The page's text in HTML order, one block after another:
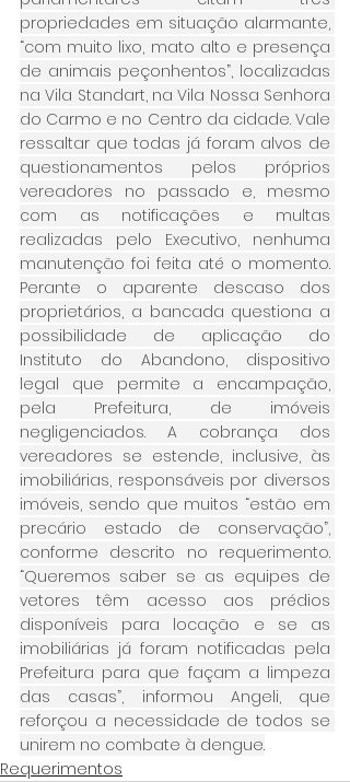
propriedades em situação alarmante,
“com muito lixo, mato alto e presença
de animais peçonhentos”, localizadas
na Vila Standart, na Vila Nossa Senhora
do Carmo e no Centro da cidade. Vale
ressaltar que todas já foram alvos de
questionamentos pelos próprios
vereadores no passado e, mesmo
com as notificações e multas
realizadas pelo Executivo, nenhuma
manutenção foi feita até o momento.
Perante o aparente descaso dos
proprietários, a bancada questiona a
possibilidade de aplicação do
Instituto do Abandono, dispositivo
legal que permite a encampação,
pela Prefeitura, de imóveis
negligenciados. A cobrança dos
vereadores se estende, inclusive, às
imobiliárias, responsáveis por diversos
imóveis, sendo que muitos “estão em
precário estado de conservação”,
conforme descrito no requerimento.
“Queremos saber se as equipes de
vetores têm acesso aos prédios
disponíveis para locação e se as
imobiliárias já foram notificadas pela
Prefeitura para que façam a limpeza
das casas”, informou Angeli, que
reforçou a necessidade de todos se
unirem no combate à dengue.
Requerimentos